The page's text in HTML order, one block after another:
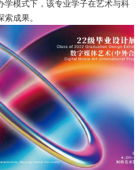
学模式下，该专业学子在艺术与科
成果。